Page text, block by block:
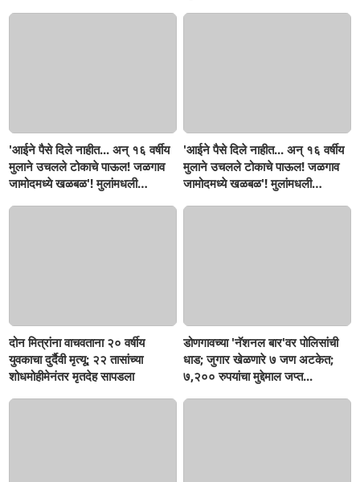
'आईने पैसे दिले नाहीत... अन् १६ वर्षीय
मुलाने उचलले टोकाचे पाऊल! जळगाव
जामोदमध्ये खळबळ'! मुलांमधली
'आईने पैसे दिले नाहीत... अन् १६ वर्षीय
मुलाने उचलले टोकाचे पाऊल! जळगाव
जामोदमध्ये खळबळ'! मुलांमधली
दोन मित्रांना वाचवताना २० वर्षीय
युवकाचा दुर्दैवी मृत्यू; २२ तासांच्या
शोधमोहीमेनंतर मृतदेह सापडला
डोणगावच्या 'नॅशनल बार'वर पोलिसांची
धाड; जुगार खेळणारे ७ जण अटकेत;
७,२०० रुपयांचा मुद्देमाल जप्त...